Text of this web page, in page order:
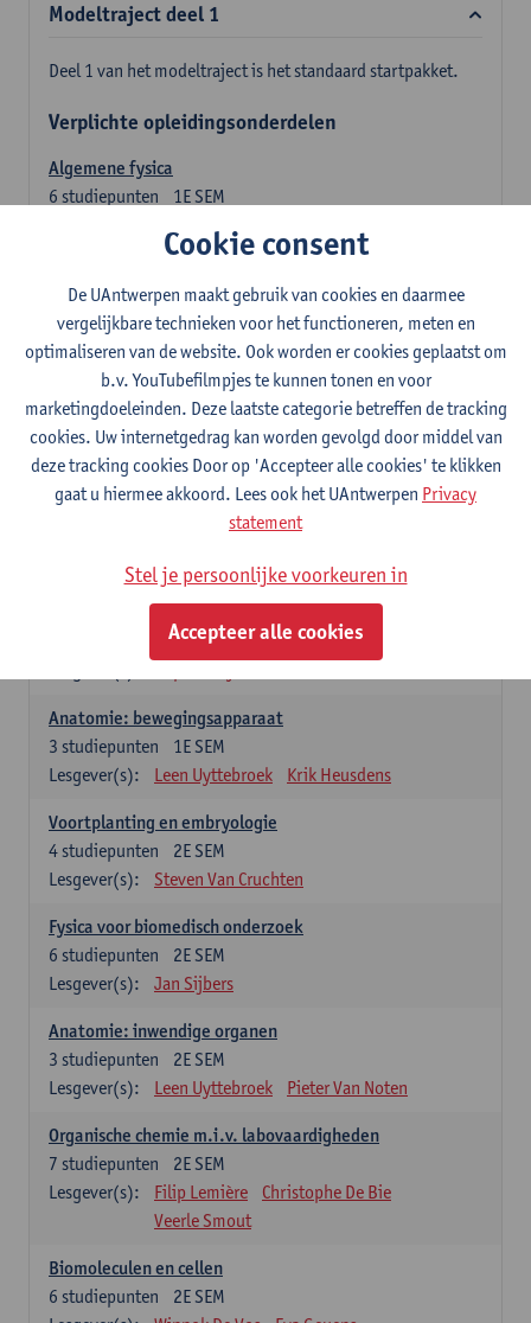
Modeltraject deel 1
Deel 1 van het modeltraject is het standaard startpakket.
Verplichte opleidingsonderdelen
Algemene fysica
1E SEM
6 studiepunten
1E SEM
studiepunten
Lesgever(s):
Jan Sijbers
Algemene chemie m.i.v. labovaardigheden
1E SEM
7studiepunten
Lesgever(s):
Frank Blockhuys Christophe De Bie
Studium generale in de biomedische wetenschappen deel
1: onderzoek in de levenswetenschappen
Lesgever(s):
Anja Verhulst Sebastiaan De Schepper
1E SEM
Anatomie: bewegingsapparaat
1E SEM
3 studiepunten
Lesgever(s):
Leen Uyttebroek Krik Heusdens
Voortplanting en embryologie
2E SEM
4studiepunten
Lesgever(s):
Steven Van Cruchten
Fysica voor biomedisch onderzoek
2E SEM
6 studiepunten
Lesgever(s):
Jan Sijbers
Anatomie: inwendige organen
2E SEM
3 studiepunten
Lesgever(s):
Leen Uyttebroek Pieter Van Noten
Organische chemie m.i.v. labovaardigheden
2E SEM
7 studiepunten
Lesgever(s):
Filip Lemière
Christophe De Bie
Veerle Smout
Biomoleculen en cellen
2E SEM
6 studiepunten
Cookie consent
De UAntwerpen maakt gebruik van cookies en daarmee
vergelijkbare technieken voor het functioneren, meten en
optimaliseren van de website. Ook worden er cookies geplaatst om
b.v. YouTubefilmpjes te kunnen tonen en voor
marketingdoeleinden. Deze laatste categorie betreffen de tracking
cookies. Uw internetgedrag kan worden gevolgd door middel van
deze tracking cookies Door op 'Accepteer alle cookies' te klikken
gaat u hiermee akkoord. Lees ook het UAntwerpen Privacy
statement
Stel je persoonlijke voorkeuren in
Accepteer alle cookies